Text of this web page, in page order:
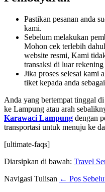
Pastikan pesanan anda
kami.
Sebelum melakukan
Mohon cek terlebih
website resmi, Kami
transaksi di luar
Jika proses selesai kami
tiket kepada anda
Anda yang bertempat tinggal
ke Lampung atau arah
Karawaci Lampung dengan
transportasi untuk menuju ke
[ultimate-faqs]
Diarsipkan di bawah: Travel
Navigasi Tulisan ← Pos